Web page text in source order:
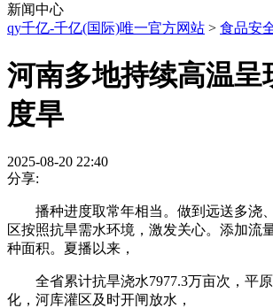
新闻中心
qy千亿-千亿(国际)唯一官方网站 > 食品安
河南多地持续高温呈
度旱
2025-08-20 22:40
分享:
播种进度取常年相当。做到远送多浇
区按照抗旱需水环境，激发关心。添加流
种面积。夏播以来，
全省累计抗旱浇水7977.3万亩次，平原
化，河库灌区及时开闸放水，